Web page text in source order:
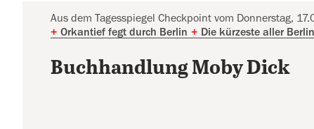
Aus dem Tagesspiegel Checkpoint vom Donnerstag,
+ Orkantief fegt durch Berlin + Die kürzeste aller
Buchhandlung Moby Dick